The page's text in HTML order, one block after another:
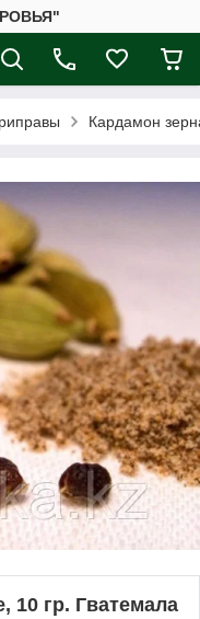
Кардамон
10 гр. Гватемала